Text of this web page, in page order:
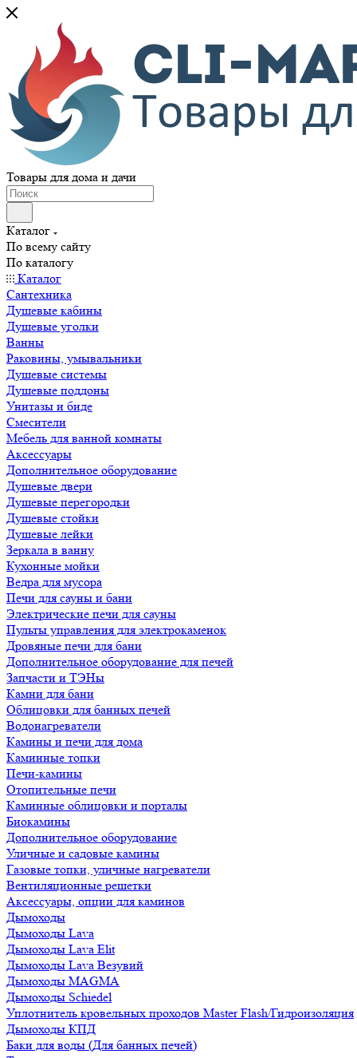
Товары для дома и дачи
Каталог
По всему сайту
По каталогу
Каталог
Сантехника
Душевые кабины
Душевые уголки
Ванны
Раковины, умывальники
Душевые системы
Душевые поддоны
Унитазы и биде
Смесители
Мебель для ванной комнаты
Аксессуары
Дополнительное оборудование
Душевые двери
Душевые перегородки
Душевые стойки
Душевые лейки
Зеркала в ванну
Кухонные мойки
Ведра для мусора
Печи для сауны и бани
Электрические печи для сауны
Пульты управления для электрокаменок
Дровяные печи для бани
Дополнительное оборудование для печей
Запчасти и ТЭНы
Камни для бани
Облицовки для банных печей
Водонагреватели
Камины и печи для дома
Каминные топки
Печи-камины
Отопительные печи
Каминные облицовки и порталы
Биокамины
Дополнительное оборудование
Уличные и садовые камины
Газовые топки, уличные нагреватели
Вентиляционные решетки
Аксессуары, опции для каминов
Дымоходы
Дымоходы Lava
Дымоходы Lava Elit
Дымоходы Lava Везувий
Дымоходы MAGMA
Дымоходы Schiedel
Уплотнитель кровельных проходов Master Flash/Гидроизоляция
Дымоходы КПД
Баки для воды (Для банных печей)